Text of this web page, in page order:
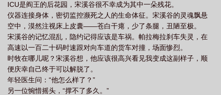
同路原句 山鸟与鱼不同路的下一句 莫问彼此长和短
谷猛睁开眼，急迫呼吸。房间黑沉安静，并无他人，可床铺另一半
竟有浅浅余温。他冷静不了，因为当时还有一句——“你也来了，”那
鬼缠吻宋溪谷，缱绻呢喃：“殉情吗？”宋溪谷一直以为时牧不爱自
己，重生后发现，时牧藏了很多秘密，还压抑着对宋溪谷无法言说
的占有欲。阴湿男鬼瘾男攻x钓系纯欲美人受对抗路情侣有体型差。
攻190，超大一只。
ICU是阎王的后花园，宋溪谷很不幸成为其中一朵残花。
仪器连接身体，密切监控濒死之人的生命体征。宋溪谷的灵魂飘悬
空中，漠然注视床上皮囊——苍白干瘪，少了条腿，丑陋至极。
宋溪谷的记忆混乱，隐约记得应该是车祸。帕拉梅拉刹车失灵，在
高速以一百二十码时速跟对向车道的货车对撞，场面惨烈。
时牧在哪儿呢？宋溪谷想，他应该很高兴看见我变成这副样子，顺
便庆幸自己终于可以解脱了。
年轻医生问：“他怎么样了？”
另一位惋惜摇头，“撑不了多久。”